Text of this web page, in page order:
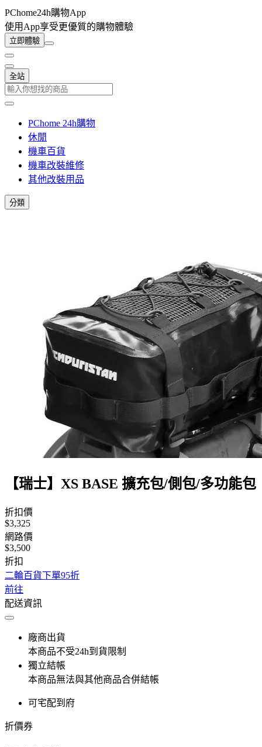
PChome24h購物App
使用App享受更優質的購物體驗
立即體驗
全站
PChome 24h購物
休閒
機車百貨
機車改裝維修
其他改裝用品
分類
【瑞士】XS BASE 擴充包/側包/多功能包
折扣價
$3,325
網路價
$3,500
折扣
二輪百貨下單95折
前往
配送資訊
廠商出貨
本商品不受24h到貨限制
獨立結帳
本商品無法與其他商品合併結帳
可宅配到府
折價券